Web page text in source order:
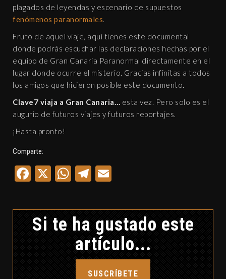
plagados de leyendas y escenario de supuestos
fenómenos paranormales.
Fruto de aquel viaje, aquí tienes este documental
donde podrás escuchar las declaraciones hechas por el
equipo de Gran Canaria Paranormal directamente en el
lugar donde ocurre el misterio. Gracias infinitas a todos
los amigos que hicieron posible este documento.
Clave7 viaja a Gran Canaria… esta vez. Pero solo es el
augurio de futuros viajes y futuros reportajes.
¡Hasta pronto!
Comparte:
Facebook
X WhatsApp
Telegram
Si te ha gustado este
artículo...
SUSCRÍBETE